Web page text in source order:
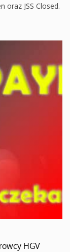
oraz JSS Closed.
HGV